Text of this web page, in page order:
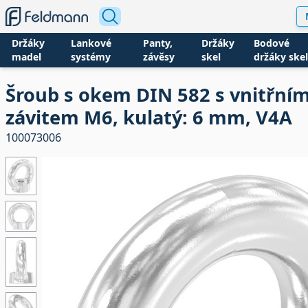
Držáky
madel
Lankové
systémy
Panty,
závěsy
Držáky
skel
Bodové
držáky skel
Šroub s okem DIN 582 s
závitem M6, kulatý: 6 mm, V4A
100073006